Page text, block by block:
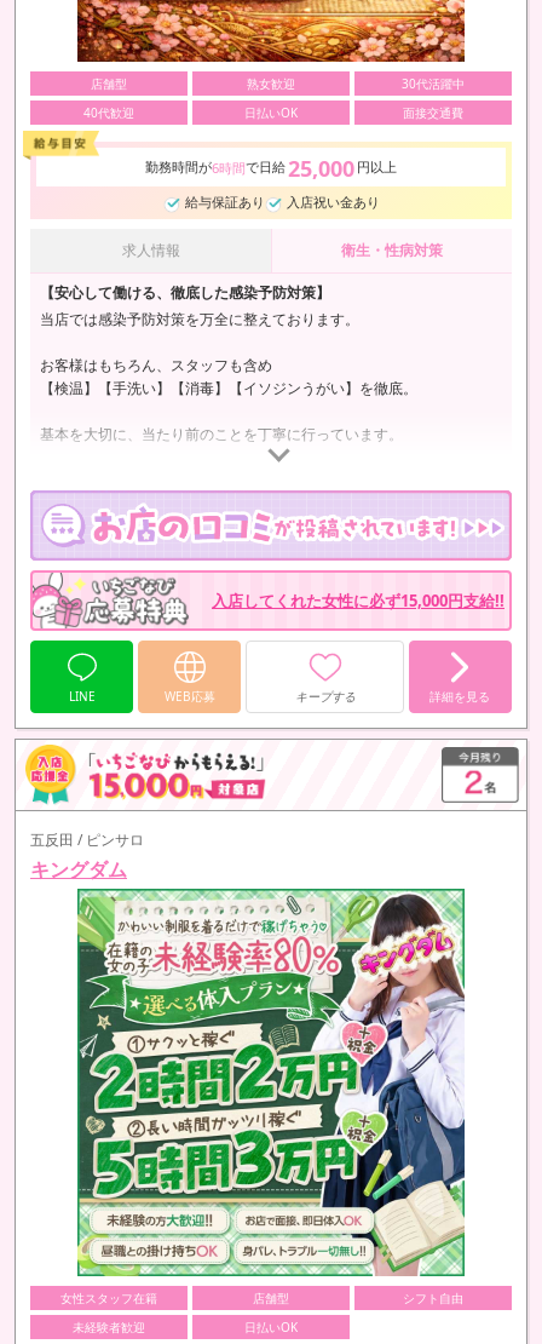
店舗型 熟女歓迎
30代活躍中
40代歓迎
日払いOK 面接交通費
勤務時間が6時間で日給25,000 円以上
給与保証あり
入店祝い金あり
求人情報 衛生・性病対策
【安心して働ける、徹底した感染予防対策】
当店では感染予防対策を万全に整えております。
お客様はもちろん、スタッフも含め
【検温】【手洗い】【消毒】【イソジンうがい】を徹底。
基本を大切に、当たり前のことを丁寧に行っています。
清潔で働きやすい環境づくりを第一に考えています。
入店してくれた女性に必ず15,000円支給!!
LINE WEB応募 キープする 詳細を見る
五反田 / ピンサロ
キングダム
女性スタッフ在籍 店舗型
シフト自由
未経験者歓迎
日払いOK